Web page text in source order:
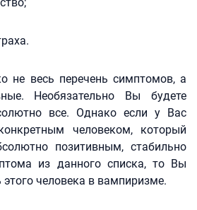
не весь перечень симптомов, а
Необязательно Вы будете
все. Однако если у Вас
человеком, который
позитивным, стабильно
из данного списка, то Вы
человека в вампиризме.